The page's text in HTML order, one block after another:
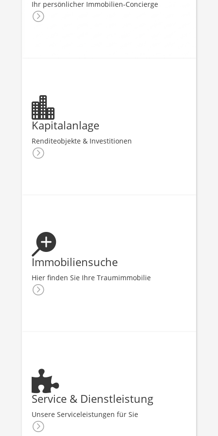
Ihr persönlicher Immobilien-Concierge
=

Kapitalanlage
Renditeobjekte & Investitionen
=

Immobiliensuche
Hier finden Sie Ihre Traumimmobilie
=

Service & Dienstleistung
Unsere Serviceleistungen für Sie
=